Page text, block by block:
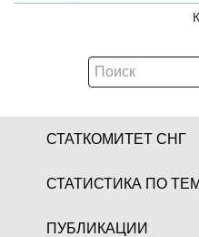
СТАТКОМИТЕТ СНГ
СТАТИСТИКА ПО
ПУБЛИКАЦИИ